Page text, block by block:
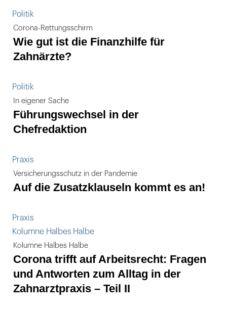
Politik
Corona-Rettungsschirm
Wie gut ist die Finanzhilfe für
Zahnärzte?
Politik
In eigener Sache
Führungswechsel in der
Chefredaktion
Praxis
Versicherungsschutz in der Pandemie
Auf die Zusatzklauseln kommt es an!
Praxis
Kolumne Halbes Halbe
Kolumne Halbes Halbe
Corona trifft auf Arbeitsrecht: Fragen
und Antworten zum Alltag in der
Zahnarztpraxis – Teil II